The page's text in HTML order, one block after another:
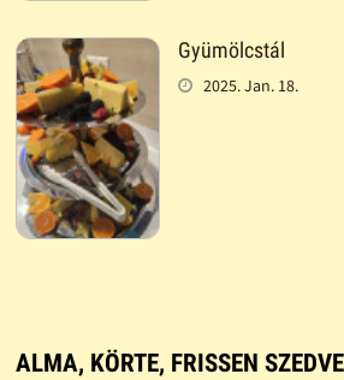
Gyümölcstál
2025. Jan. 18.
ALMA, KÖRTE, FRISSEN